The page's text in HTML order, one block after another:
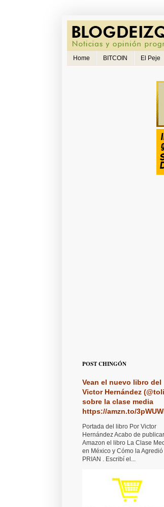
Home BITCOIN El Peje
POST CHINGÓN
Vean el nuevo libro del
Victor Hernández
sobre la clase media
https://amzn.to/
Portada del libro Por Victor
Hernández Acabo de
Amazon el libro La Clase
en México y Cómo la Agredió
PRIAN . Escribí el...